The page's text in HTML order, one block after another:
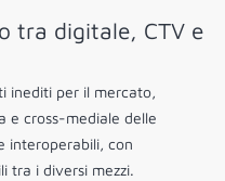
tra digitale, CTV e
inediti per il mercato,
e cross-mediale delle
interoperabili, con
tra i diversi mezzi.